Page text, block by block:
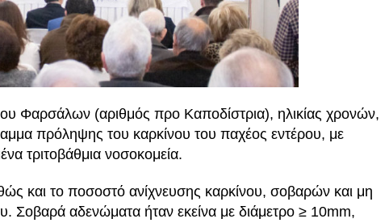
Φαρσάλων (αριθμός προ Καποδίστρια), ηλικίας χρονών,
πρόληψης του καρκίνου του παχέος εντέρου, με
τριτοβάθμια νοσοκομεία.
και το ποσοστό ανίχνευσης καρκίνου, σοβαρών και μη
αδενώματα ήταν εκείνα με διάμετρο ≥ 10mm,